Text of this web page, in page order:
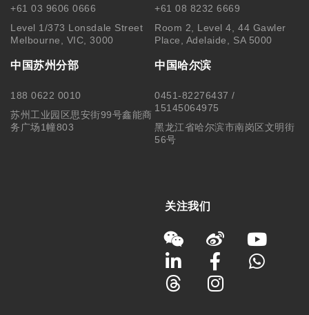
+61 03 9606 0666
Level 1/373 Lonsdale Street
Melbourne, VIC, 3000
+61 08 8232 6669
Room 2, Level 4, 44 Gawler
Place, Adelaide, SA 5000
中国苏州分部
188 0622 0010
苏州工业园区思安街99号鑫能商
务广场1幢803
中国哈尔滨
0451-82276437 /
15145064975
黑龙江省哈尔滨市南岗区文明街
56号
关注我们